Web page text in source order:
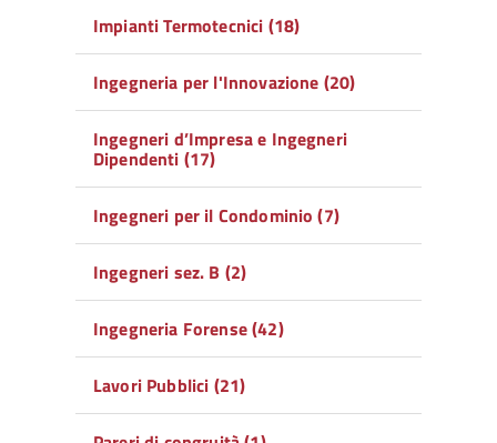
Impianti Termotecnici (18)
Ingegneria per l'Innovazione (20)
Ingegneri d’Impresa e Ingegneri
Dipendenti (17)
Ingegneri per il Condominio (7)
Ingegneri sez. B (2)
Ingegneria Forense (42)
Lavori Pubblici (21)